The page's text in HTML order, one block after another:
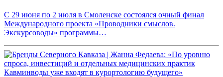
С 29 июня по 2 июля в Смоленске состоялся очный финал
Международного проекта «Проводники смыслов.
Экскурсоводы» программы…